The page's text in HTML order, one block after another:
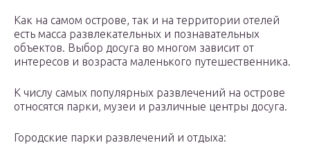
Как на самом острове, так и на территории отелей
есть масса развлекательных и познавательных
объектов. Выбор досуга во многом зависит от
интересов и возраста маленького путешественника.
К числу самых популярных развлечений на острове
относятся парки, музеи и различные центры досуга.
Городские парки развлечений и отдыха: